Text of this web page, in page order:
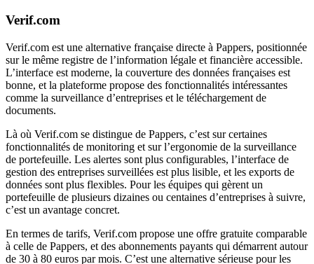
Verif.com
Verif.com est une alternative française directe à Pappers, positionnée
sur le même registre de l’information légale et financière accessible.
L’interface est moderne, la couverture des données françaises est
bonne, et la plateforme propose des fonctionnalités intéressantes
comme la surveillance d’entreprises et le téléchargement de
documents.
Là où Verif.com se distingue de Pappers, c’est sur certaines
fonctionnalités de monitoring et sur l’ergonomie de la surveillance
de portefeuille. Les alertes sont plus configurables, l’interface de
gestion des entreprises surveillées est plus lisible, et les exports de
données sont plus flexibles. Pour les équipes qui gèrent un
portefeuille de plusieurs dizaines ou centaines d’entreprises à suivre,
c’est un avantage concret.
En termes de tarifs, Verif.com propose une offre gratuite comparable
à celle de Pappers, et des abonnements payants qui démarrent autour
de 30 à 80 euros par mois. C’est une alternative sérieuse pour les